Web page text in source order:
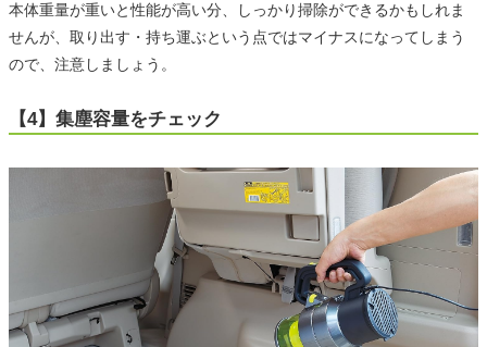
本体重量が重いと性能が高い分、しっかり掃除ができるかもしれま
せんが、取り出す・持ち運ぶという点ではマイナスになってしまう
ので、注意しましょう。
【4】集塵容量をチェック